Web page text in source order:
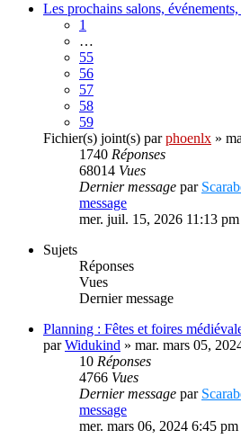
Les prochains salons,
1
…
55
56
57
58
59
Fichier(s) joint(s) parphoenlx »
1740 Réponses
68014 Vues
Dernier message par
message
mer. juil. 15, 2026 11:13 pm
Sujets
Réponses
Vues
Dernier message
Planning : Fêtes et foires
parWidukind » mar. mars 05,
10 Réponses
4766 Vues
Dernier message par
message
mer. mars 06, 2024 6:45 pm